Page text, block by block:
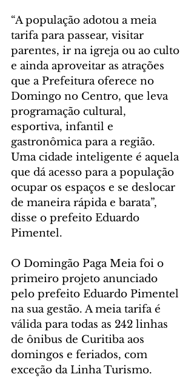
“A população adotou a meia
tarifa para passear, visitar
parentes, ir na igreja ou ao culto
e ainda aproveitar as atrações
que a Prefeitura oferece no
Domingo no Centro, que leva
programação cultural,
esportiva, infantil e
gastronômica para a região.
Uma cidade inteligente é aquela
que dá acesso para a população
ocupar os espaços e se deslocar
de maneira rápida e barata”,
disse o prefeito Eduardo
Pimentel.
O Domingão Paga Meia foi o
primeiro projeto anunciado
pelo prefeito Eduardo Pimentel
na sua gestão. A meia tarifa é
válida para todas as 242 linhas
de ônibus de Curitiba aos
domingos e feriados, com
exceção da Linha Turismo.